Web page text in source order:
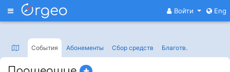
Меню Войти Eng
События Абонементы Сбор средств Благотв.